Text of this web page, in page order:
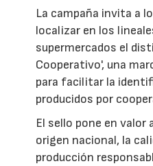
La campaña invita a
localizar en los
supermercados el
Cooperativo', una
para facilitar la
producidos por
El sello pone en valor
origen nacional, la
producción